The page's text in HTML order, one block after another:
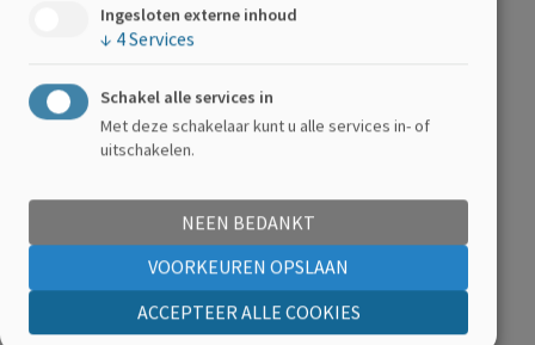
€ 170 (na bevestiging deelname te betalen)
Wat krijgt je ervoor?
Logement, volpension, tussendoortjes, verzekering en
B&B “Het Neerhof”, een gezellige B&B, gelegen in
Ingesloten externe inhoud
↓ 4Services
Schakel alle services in
Met deze schakelaar kunt u alle services in- of
uitschakelen.
NEEN BEDANKT
VOORKEUREN OPSLAAN
ACCEPTEER ALLE COOKIES